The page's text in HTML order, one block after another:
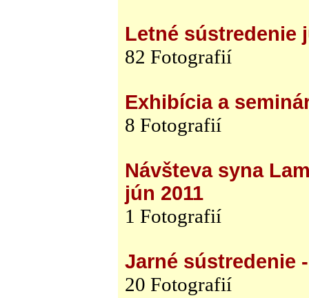
Letné sústredenie
82 Fotografií
Exhibícia a
8 Fotografií
Návšteva syna
jún 2011
1 Fotografií
Jarné sústredenie
20 Fotografií